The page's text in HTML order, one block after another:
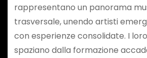
rappresentano un panorama
trasversale, unendo artisti
con esperienze consolidate. I
spaziano dalla formazione